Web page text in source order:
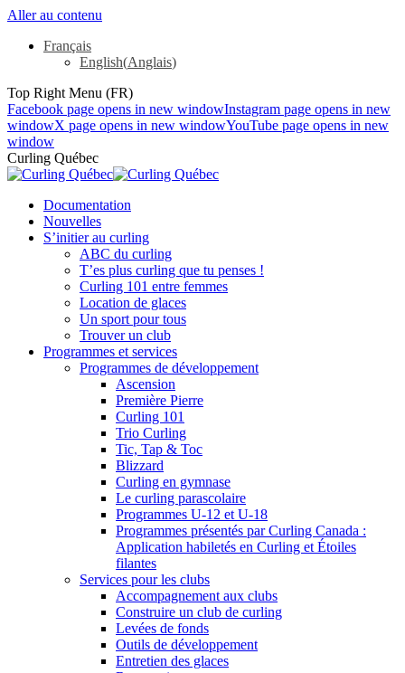
Aller au contenu
Français
English(Anglais)
Top Right Menu (FR)
Facebook page opens in new windowInstagram page opens in new
windowX page opens in new windowYouTube page opens in new
window
Curling Québec
Documentation
Nouvelles
S’initier au curling
ABC du curling
T’es plus curling que tu penses !
Curling 101 entre femmes
Location de glaces
Un sport pour tous
Trouver un club
Programmes et services
Programmes de développement
Ascension
Première Pierre
Curling 101
Trio Curling
Tic, Tap & Toc
Blizzard
Curling en gymnase
Le curling parascolaire
Programmes U-12 et U-18
Programmes présentés par Curling Canada :
Application habiletés en Curling et Étoiles
filantes
Services pour les clubs
Accompagnement aux clubs
Construire un club de curling
Levées de fonds
Outils de développement
Entretien des glaces